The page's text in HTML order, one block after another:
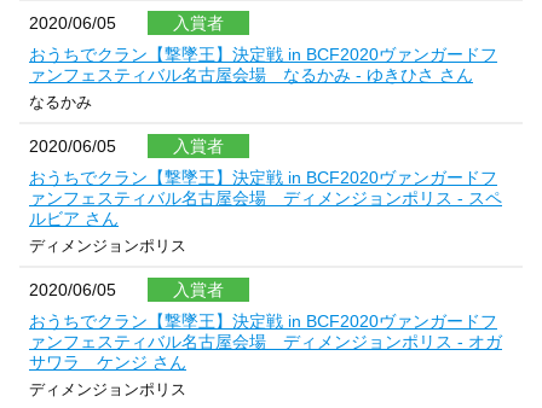
2020/06/05
入賞者
おうちでクラン【撃墜王】決定戦 in BCF2020ヴァンガードフ
ァンフェスティバル名古屋会場 なるかみ - ゆきひさ さん
なるかみ
2020/06/05
入賞者
おうちでクラン【撃墜王】決定戦 in BCF2020ヴァンガードフ
ァンフェスティバル名古屋会場 ディメンジョンポリス - スペ
ルビア さん
ディメンジョンポリス
2020/06/05
入賞者
おうちでクラン【撃墜王】決定戦 in BCF2020ヴァンガードフ
ァンフェスティバル名古屋会場 ディメンジョンポリス - オガ
サワラ ケンジ さん
ディメンジョンポリス